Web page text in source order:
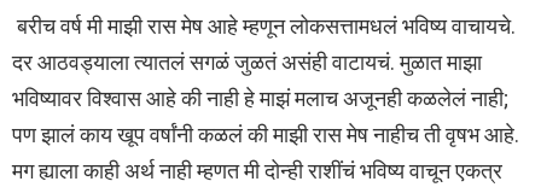
बरीच वर्ष मी माझी रास मेष आहे म्हणून लोकसत्तामधलं भविष्य वाचायचे.
दर आठवड्याला त्यातलं सगळं जुळतं असंही वाटायचं. मुळात माझा
भविष्यावर विश्वास आहे की नाही हे माझं मलाच अजूनही कळलेलं नाही;
पण झालं काय खूप वर्षांनी कळलं की माझी रास मेष नाहीच ती वृषभ आहे.
मग ह्याला काही अर्थ नाही म्हणत मी दोन्ही राशींचं भविष्य वाचून एकत्र